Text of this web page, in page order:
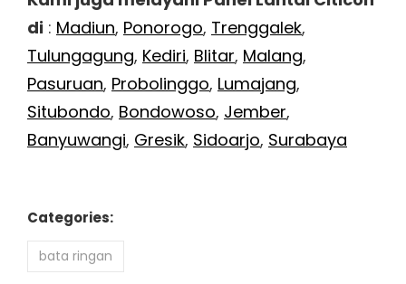
di : Madiun, Ponorogo, Trenggalek,
Tulungagung, Kediri, Blitar, Malang,
Pasuruan, Probolinggo, Lumajang,
Situbondo, Bondowoso, Jember,
Banyuwangi, Gresik, Sidoarjo, Surabaya
Categories:
bata ringan